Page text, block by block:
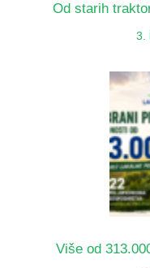
Od starih
3.
Više od